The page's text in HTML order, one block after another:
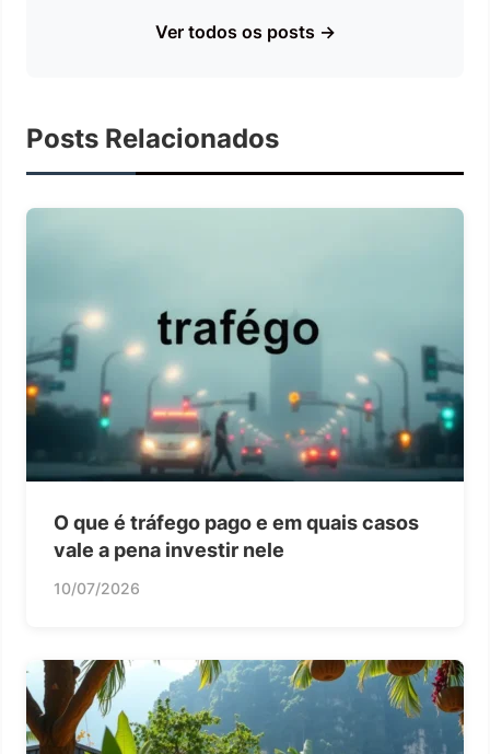
Ver todos os posts →
Posts Relacionados
O que é tráfego pago e em quais casos
vale a pena investir nele
10/07/2026